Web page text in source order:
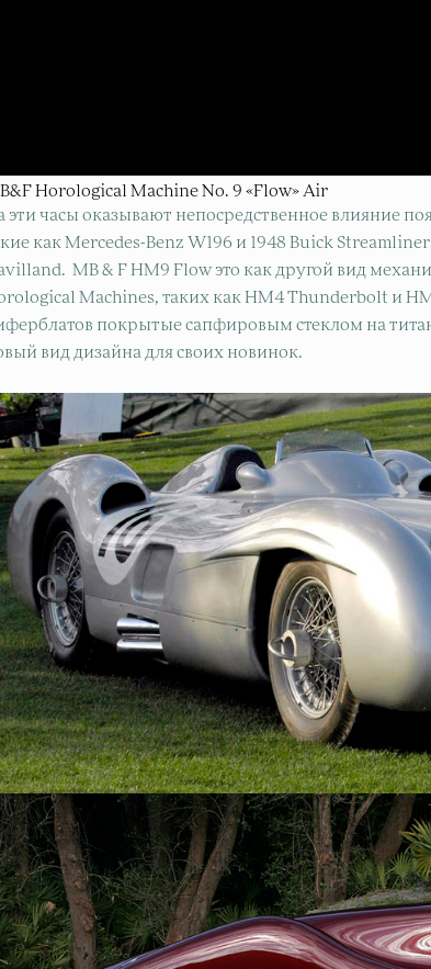
Horological Machine No. 9 «Flow» Air
эти часы оказывают непосредственное влияние
как Mercedes-Benz W196 и 1948 Buick
MB & F HM9 Flow это как другой вид
Machines, таких как HM4 Thunderbolt и
покрытые сапфировым стеклом на
вид дизайна для своих новинок.